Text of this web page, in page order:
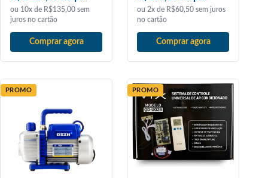
ou 10x de R$135,00 sem
juros no cartão
Comprar agora
ou 2x de R$60,50 sem juros
no cartão
Comprar agora
PROMO PROMO